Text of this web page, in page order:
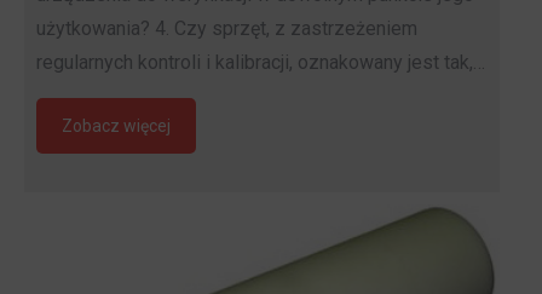
użytkowania? 4. Czy sprzęt, z zastrzeżeniem
regularnych kontroli i kalibracji, oznakowany jest tak,…
Zobacz więcej